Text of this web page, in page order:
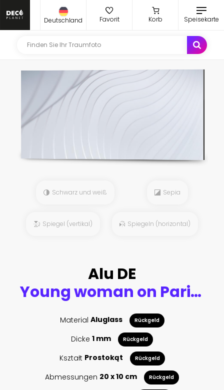
Deutschland Favorit Korb Speisekarte
Schwarz und weiß Sepia
Spiegel (vertikal) Spiegeln (horizontal)
Alu DE
Young woman on Parisian street
Material Aluglass Rückgeld
Dicke 1 mm Rückgeld
Kształt Prostokąt Rückgeld
Abmessungen 20 x 10 cm Rückgeld